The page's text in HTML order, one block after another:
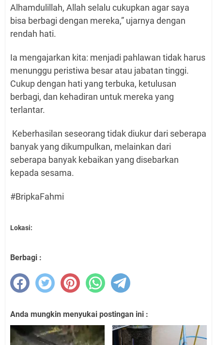
Alhamdulillah, Allah selalu cukupkan agar saya
bisa berbagi dengan mereka,” ujarnya dengan
rendah hati.
Ia mengajarkan kita: menjadi pahlawan tidak harus
menunggu peristiwa besar atau jabatan tinggi.
Cukup dengan hati yang terbuka, ketulusan
berbagi, dan kehadiran untuk mereka yang
terlantar.
Keberhasilan seseorang tidak diukur dari seberapa
banyak yang dikumpulkan, melainkan dari
seberapa banyak kebaikan yang disebarkan
kepada sesama.
#BripkaFahmi
Lokasi:
Berbagi :
Anda mungkin menyukai postingan ini :